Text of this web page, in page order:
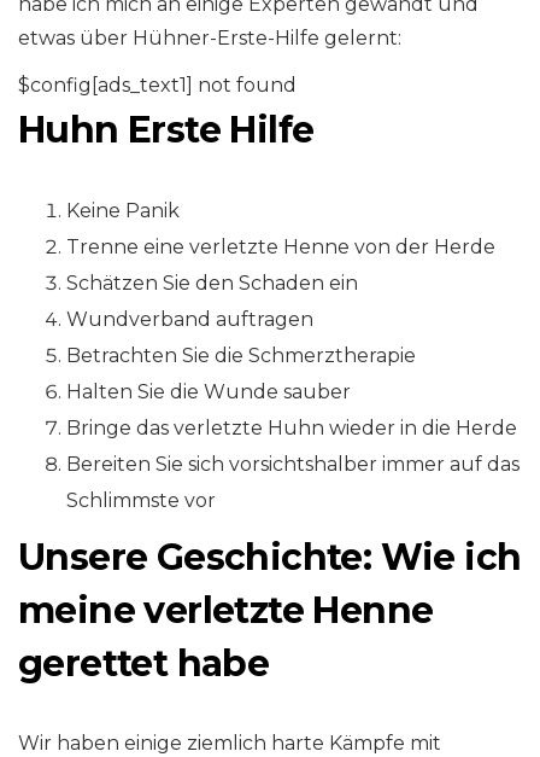
etwas über Hühner-Erste-Hilfe gelernt:
$config[ads_text1] not found
Huhn Erste Hilfe
Keine Panik
Trenne eine verletzte Henne von der Herde
Schätzen Sie den Schaden ein
Wundverband auftragen
Betrachten Sie die Schmerztherapie
Halten Sie die Wunde sauber
Bringe das verletzte Huhn wieder in die Herde
Bereiten Sie sich vorsichtshalber immer auf das
Schlimmste vor
Unsere Geschichte: Wie ich
meine verletzte Henne
gerettet habe
Wir haben einige ziemlich harte Kämpfe mit